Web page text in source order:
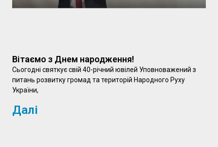
Вітаємо з Днем народження!
Сьогодні святкує свій 40-річний ювілей Уповноважений з
питань розвитку громад та територій Народного Руху
України,
Далі